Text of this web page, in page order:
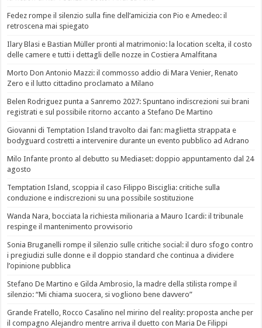
Fedez rompe il silenzio sulla fine dell’amicizia con Pio e Amedeo: il
retroscena mai spiegato
Ilary Blasi e Bastian Müller pronti al matrimonio: la location scelta, il costo
delle camere e tutti i dettagli delle nozze in Costiera Amalfitana
Morto Don Antonio Mazzi: il commosso addio di Mara Venier, Renato
Zero e il lutto cittadino proclamato a Milano
Belen Rodriguez punta a Sanremo 2027: Spuntano indiscrezioni sui brani
registrati e sul possibile ritorno accanto a Stefano De Martino
Giovanni di Temptation Island travolto dai fan: maglietta strappata e
bodyguard costretti a intervenire durante un evento pubblico ad Adrano
Milo Infante pronto al debutto su Mediaset: doppio appuntamento dal 24
agosto
Temptation Island, scoppia il caso Filippo Bisciglia: critiche sulla
conduzione e indiscrezioni su una possibile sostituzione
Wanda Nara, bocciata la richiesta milionaria a Mauro Icardi: il tribunale
respinge il mantenimento provvisorio
Sonia Bruganelli rompe il silenzio sulle critiche social: il duro sfogo contro
i pregiudizi sulle donne e il doppio standard che continua a dividere
l’opinione pubblica
Stefano De Martino e Gilda Ambrosio, la madre della stilista rompe il
silenzio: “Mi chiama suocera, si vogliono bene davvero”
Grande Fratello, Rocco Casalino nel mirino del reality: proposta anche per
il compagno Alejandro mentre arriva il duetto con Maria De Filippi